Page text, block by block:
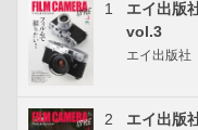
1
エイ出版
vol.3
エイ出版社
2
エイ出版